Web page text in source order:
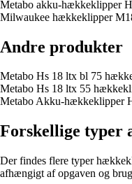
Metabo akku-hækkeklipper
Milwaukee hækkeklipper
Andre produkter
Metabo Hs 18 ltx bl 75
Metabo Hs 18 ltx 55
Metabo Akku-hækkeklipper
Forskellige typer
Der findes flere typer
afhængigt af opgaven og